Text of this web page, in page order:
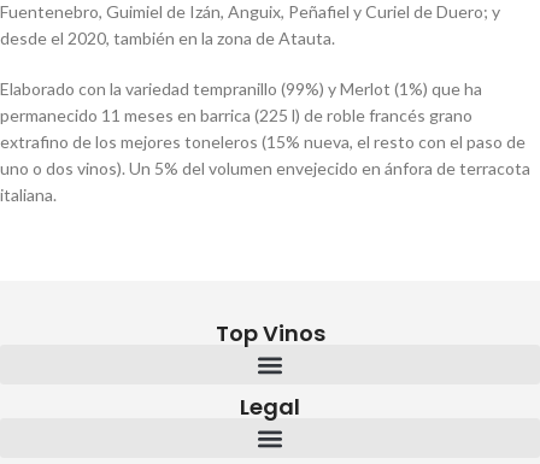
Fuentenebro, Guimiel de Izán, Anguix, Peñafiel y Curiel de Duero; y
desde el 2020, también en la zona de Atauta.
Elaborado con la variedad tempranillo (99%) y Merlot (1%) que ha
permanecido 11 meses en barrica (225 l) de roble francés grano
extrafino de los mejores toneleros (15% nueva, el resto con el paso de
uno o dos vinos). Un 5% del volumen envejecido en ánfora de terracota
italiana.
Top Vinos
Legal